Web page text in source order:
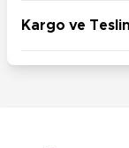
Kargo ve